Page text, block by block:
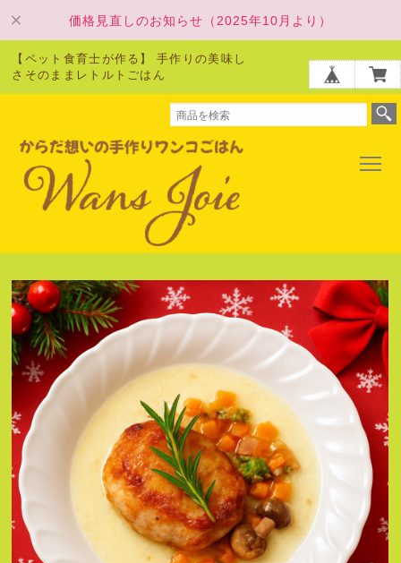
価格見直しのお知らせ（2025年10月より）
【ペット食育士が作る】 手作りの美味し
さそのままレトルトごはん